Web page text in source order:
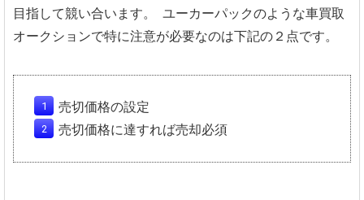
目指して競い合います。
ユーカーパックのような車買取
オークションで特に注意が必要なのは下記の２点です。
売切価格の設定
売切価格に達すれば売却必須